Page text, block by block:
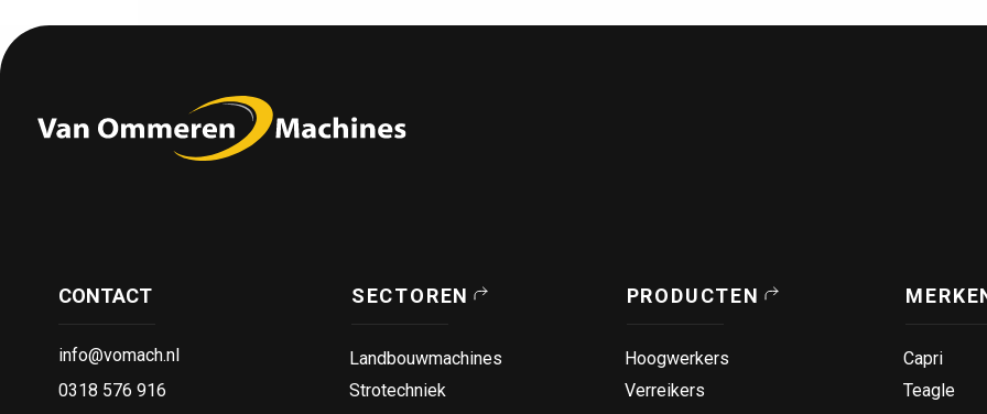
CONTACT
info@vomach.nl
0318 576 916
SECTOREN
Landbouwmachines
Strotechniek
PRODUCTEN
Hoogwerkers
Verreikers
Capri
Teagle